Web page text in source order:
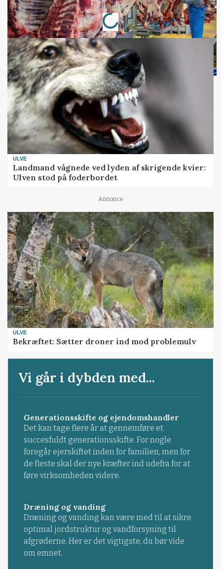
Annonce
Loading...
ULVE
Landmand vågnede ved lyden af skrigende kvier:
Ulven stod på foderbordet
Annonce
ULVE
Bekræftet: Sætter droner ind mod problemulv
Vi går i dybden med...
Generationsskifte og ejendomshandler
Det kan tage flere år at gennemføre et
succesfuldt generationsskifte. For nogle
foregår ejerskiftet inden for familien, men for
de fleste skal der nye kræfter ind udefra for at
føre virksomheden videre.
Dræning og vanding
Dræning og vanding kan være med til at sikre
optimal jordstruktur og vandforsyning til
afgrøderne. Her er det vigtigste, du bør vide
om emnet.